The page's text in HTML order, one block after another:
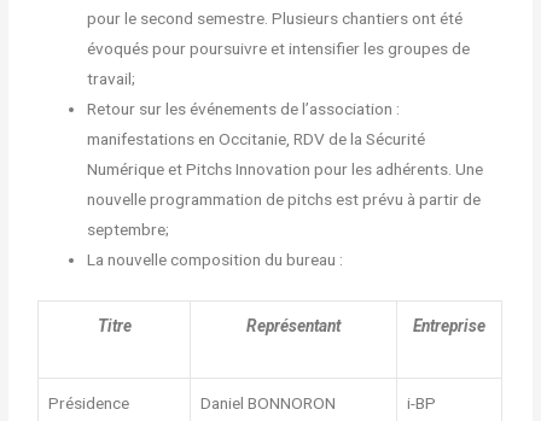
pour le second semestre. Plusieurs chantiers ont été
évoqués pour poursuivre et intensifier les groupes de
travail;
Retour sur les événements de l’association :
manifestations en Occitanie, RDV de la Sécurité
Numérique et Pitchs Innovation pour les adhérents. Une
nouvelle programmation de pitchs est prévu à partir de
septembre;
La nouvelle composition du bureau :
Titre Représentant Entreprise
Présidence Daniel BONNORON i-BP